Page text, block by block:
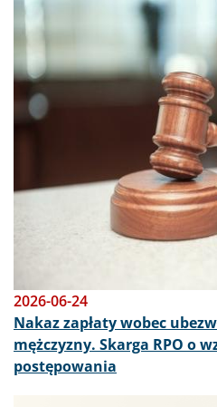
Obraz
2026-06-24
Nakaz zapłaty wobec
mężczyzny. Skarga RPO o
postępowania